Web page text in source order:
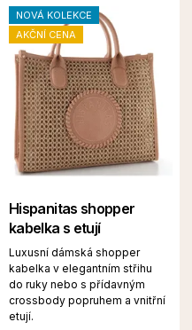
NOVÁ KOLEKCE
AKČNÍ CENA
Hispanitas shopper
kabelka s etují
Luxusní dámská shopper
kabelka v elegantním střihu
do ruky nebo s přídavným
crossbody popruhem a vnitřní
etují.